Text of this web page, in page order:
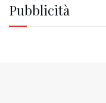
Pubblicità